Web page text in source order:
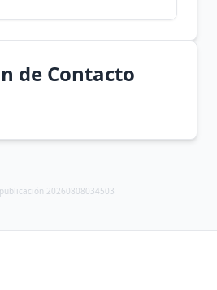
de Contacto
20260808034503